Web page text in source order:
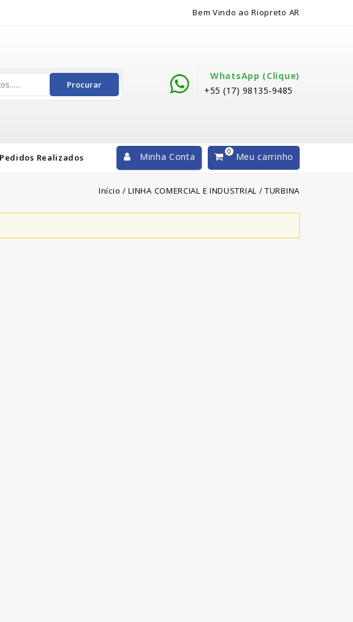
Bem Vindo ao Riopreto AR
WhatsApp (clique)
+55 (17) 98135-9485
Procurar
Pedidos Realizados Minha Conta Meu carrinho
0
Início /LINHA COMERCIAL E INDUSTRIAL /TURBINA